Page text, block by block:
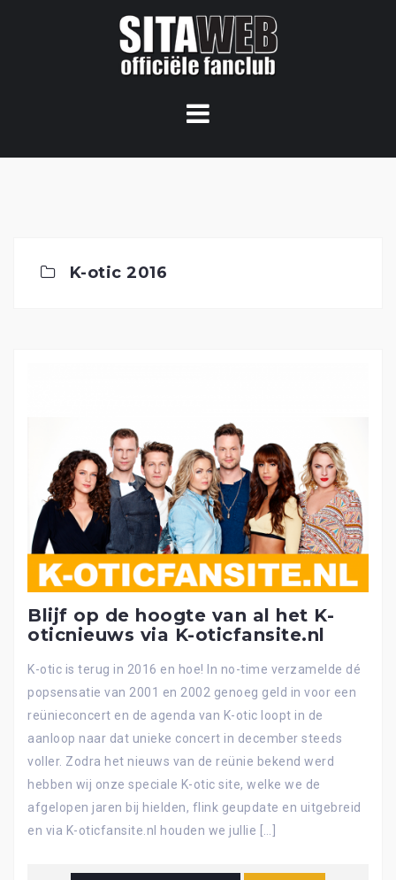
K-otic 2016
Blijf op de hoogte van al het K-
oticnieuws via K-oticfansite.nl
K-otic is terug in 2016 en hoe! In no-time verzamelde dé
popsensatie van 2001 en 2002 genoeg geld in voor een
reünieconcert en de agenda van K-otic loopt in de
aanloop naar dat unieke concert in december steeds
voller. Zodra het nieuws van de reünie bekend werd
hebben wij onze speciale K-otic site, welke we de
afgelopen jaren bij hielden, flink geupdate en uitgebreid
en via K-oticfansite.nl houden we jullie […]